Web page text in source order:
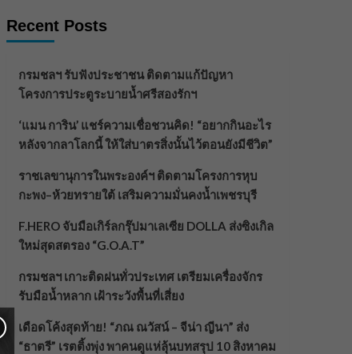
Recent Posts
กรมชลฯ รับฟังประชาชน ติดตามแก้ปัญหา
โครงการประตูระบายน้ำศรีสองรักฯ
‘แมน การิน’ แชร์ความเชื่อชวนคิด! “อยากกินอะไร
หลังจากลาโลกนี้ ให้ใส่บาตรสิ่งนั้นไว้ตอนยังมีชีวิต”
ราชเลขานุการในพระองค์ฯ ติดตามโครงการหุบ
กะพง–ห้วยทรายใต้ เสริมความมั่นคงน้ำเพชรบุรี
F.HERO จับมือเกิร์ลกรุ๊ปมาเลเซีย DOLLA ส่งซิงเกิล
ใหม่สุดสตรอง “G.O.A.T”
กรมชลฯ เกาะติดฝนทั่วประเทศ เตรียมเครื่องจักร
รับมือน้ำหลาก เฝ้าระวังพื้นที่เสี่ยง
เดือดโค้งสุดท้าย! “ภณ ณวัสน์ – จีน่า ญีนา” ส่ง
“ธาตรี” เรตติ้งพุ่ง พาคนดูแห่ลุ้นบทสรุป 10 สิงหาคม